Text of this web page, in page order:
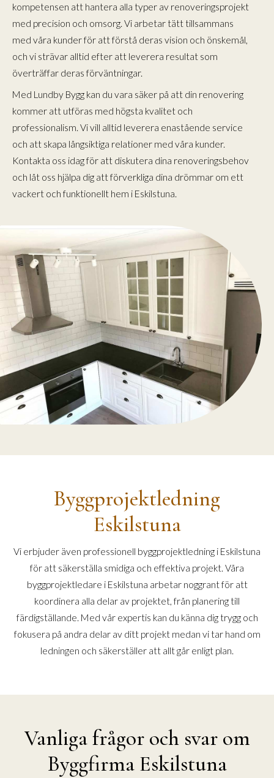
kompetensen att hantera alla typer av renoveringsprojekt
med precision och omsorg. Vi arbetar tätt tillsammans
med våra kunder för att förstå deras vision och önskemål,
och vi strävar alltid efter att leverera resultat som
överträffar deras förväntningar.
Med Lundby Bygg kan du vara säker på att din renovering
kommer att utföras med högsta kvalitet och
professionalism. Vi vill alltid leverera enastående service
och att skapa långsiktiga relationer med våra kunder.
Kontakta oss idag för att diskutera dina renoveringsbehov
och låt oss hjälpa dig att förverkliga dina drömmar om ett
vackert och funktionellt hem i Eskilstuna.
Byggprojektledning
Eskilstuna
Vi erbjuder även professionell byggprojektledning i Eskilstuna
för att säkerställa smidiga och effektiva projekt. Våra
byggprojektledare i Eskilstuna arbetar noggrant för att
koordinera alla delar av projektet, från planering till
färdigställande. Med vår expertis kan du känna dig trygg och
fokusera på andra delar av ditt projekt medan vi tar hand om
ledningen och säkerställer att allt går enligt plan.
Vanliga frågor och svar om
Byggfirma Eskilstuna